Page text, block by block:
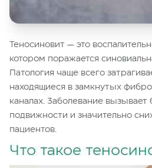
Теносиновит — это
котором поражается
Патология чаще всего
находящиеся в замкнутых
каналах. Заболевание вызывает
подвижности и значительно
пациентов.
Что такое